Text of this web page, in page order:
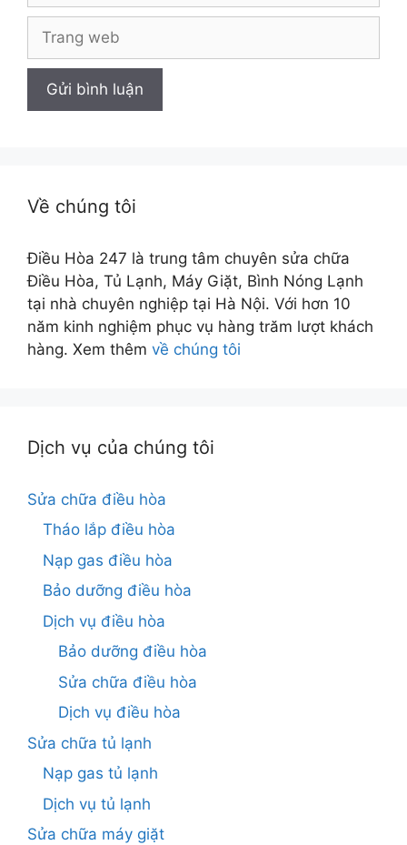
web
Về chúng tôi
Điều Hòa 247 là trung tâm chuyên sửa chữa
Điều Hòa, Tủ Lạnh, Máy Giặt, Bình Nóng Lạnh
tại nhà chuyên nghiệp tại Hà Nội. Với hơn 10
năm kinh nghiệm phục vụ hàng trăm lượt khách
hàng. Xem thêm về chúng tôi
Dịch vụ của chúng tôi
Sửa chữa điều hòa
Tháo lắp điều hòa
Nạp gas điều hòa
Bảo dưỡng điều hòa
Dịch vụ điều hòa
Bảo dưỡng điều hòa
Sửa chữa điều hòa
Dịch vụ điều hòa
Sửa chữa tủ lạnh
Nạp gas tủ lạnh
Dịch vụ tủ lạnh
Sửa chữa máy giặt